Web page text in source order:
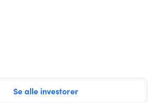
Se alle investorer